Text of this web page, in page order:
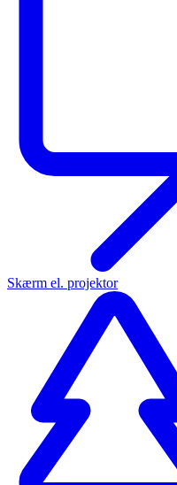
Skærm el. projektor